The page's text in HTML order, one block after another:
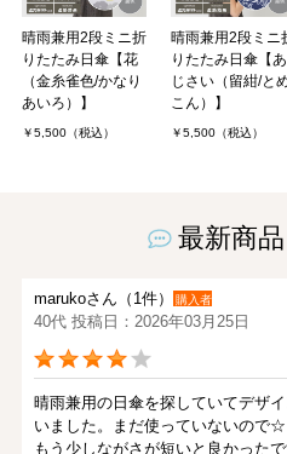
晴雨兼用2段ミニ折
りたたみ日傘【花
（金糸雀色/かなり
あいろ）】
￥5,500（税込）
晴雨兼用2段ミニ
りたたみ日傘【あ
じさい（留紺/と
こん）】
￥5,500（税込）
最新商
marukoさん（1件） 購入者
40代 投稿日：2026年03月25日
晴雨兼用の日傘を探していてデザ
いました。まだ使っていないので☆
もう少しながさが短いと良かった